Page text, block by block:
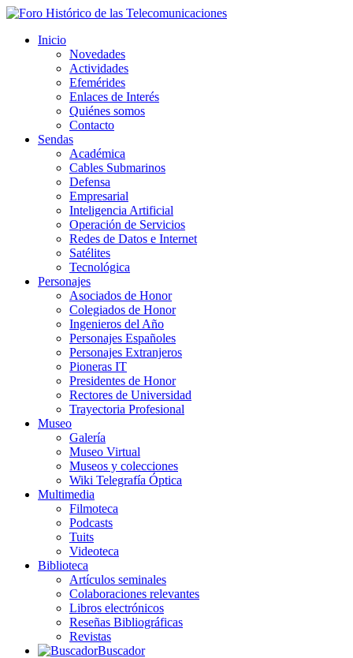
Inicio
Novedades
Actividades
Efemérides
Enlaces de Interés
Quiénes somos
Contacto
Sendas
Académica
Cables Submarinos
Defensa
Empresarial
Inteligencia Artificial
Operación de Servicios
Redes de Datos e Internet
Satélites
Tecnológica
Personajes
Asociados de Honor
Colegiados de Honor
Ingenieros del Año
Personajes Españoles
Personajes Extranjeros
Pioneras IT
Presidentes de Honor
Rectores de Universidad
Trayectoria Profesional
Museo
Galería
Museo Virtual
Museos y colecciones
Wiki Telegrafía Óptica
Multimedia
Filmoteca
Podcasts
Tuits
Videoteca
Biblioteca
Artículos seminales
Colaboraciones relevantes
Libros electrónicos
Reseñas Bibliográficas
Revistas
Buscador